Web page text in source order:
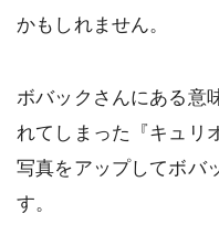
かもしれません。
ボバックさんにある意
れてしまった『キュリ
写真をアップしてボバ
す。